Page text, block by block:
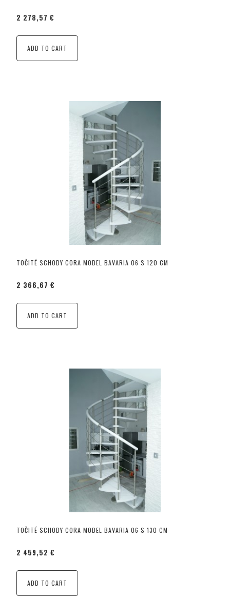
2 278,57 €
ADD TO CART
TOČITÉ SCHODY CORA MODEL BAVARIA 06 S 120 CM
2 366,67 €
ADD TO CART
TOČITÉ SCHODY CORA MODEL BAVARIA 06 S 130 CM
2 459,52 €
ADD TO CART